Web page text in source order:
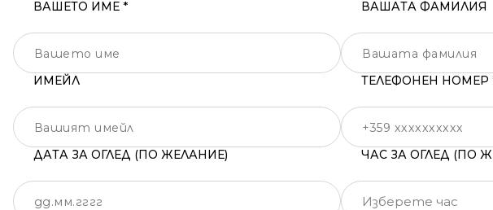
ВАШЕТО ИМЕ * ВАШАТА ФАМИЛИЯ
ИМЕЙЛ ТЕЛЕФОНЕН НОМЕР
ДАТА ЗА ОГЛЕД (ПО ЖЕЛАНИЕ) ЧАС ЗА ОГЛЕД (ПО
Изберете час